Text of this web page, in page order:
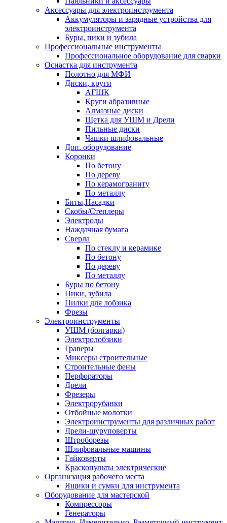
Аксессуары для электроинструмента
Аккумуляторы и зарядные устройства для
электроинструмента
Буры, пики и зубила
Профессиональные инструменты
Профессиональное оборудование для сварки
Оснастка для инструмента
Полотно для МФИ
Диски, круги
АГШК
Круги абразивные
Алмазные диски
Щетка для УШМ и Дрели
Пильные диски
Чашки шлифовальные
Доп. оборудование
Коронки
По бетону
По дереву
По керамограниту
По металлу
Биты,Насадки
Скобы/Степлеры
Электроды
Наждачная бумага
Сверла
По стеклу и керамике
По бетону
По дереву
По металлу
Буры по бетону
Пики, зубила
Пилки для лобзика
Фрезы
Электроинструменты
УШМ (болгарки)
Электролобзики
Граверы
Миксеры строительные
Строительные фены
Перфораторы
Дрели
Фрезеры
Электрорубанки
Отбойные молотки
Электроинструменты для различных работ
Дрели-шуруповерты
Штроборезы
Шлифовальные машины
Гайковерты
Краскопульты электрические
Организация рабочего места
Ящики и сумки для инструмента
Оборудование для мастерской
Компрессоры
Генераторы